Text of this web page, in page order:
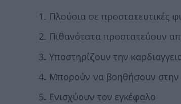
Πλούσια σε προστατευτικές
Πιθανότατα προστατεύουν
Υποστηρίζουν την
Μπορούν να βοηθήσουν
Ενισχύουν τον εγκέφαλο